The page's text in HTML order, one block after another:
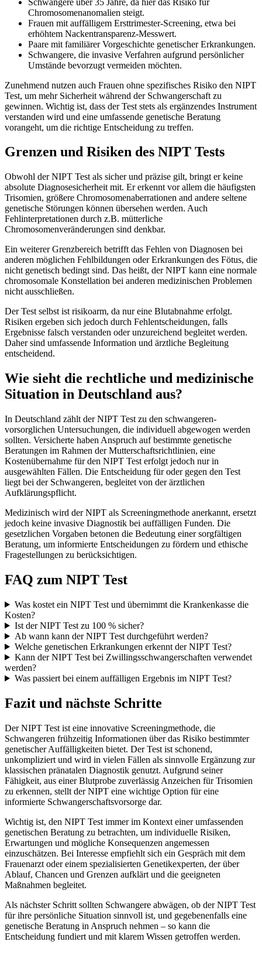
Chromosomenanomalien steigt.
Frauen mit auffälligem Ersttrimester-Screening, etwa bei
erhöhtem Nackentransparenz-Messwert.
Paare mit familiärer Vorgeschichte genetischer Erkrankungen.
Schwangere, die invasive Verfahren aufgrund persönlicher
Umstände bevorzugt vermeiden möchten.
Zunehmend nutzen auch Frauen ohne spezifisches Risiko den NIPT
Test, um mehr Sicherheit während der Schwangerschaft zu
gewinnen. Wichtig ist, dass der Test stets als ergänzendes Instrument
verstanden wird und eine umfassende genetische Beratung
vorangeht, um die richtige Entscheidung zu treffen.
Grenzen und Risiken des NIPT Tests
Obwohl der NIPT Test als sicher und präzise gilt, bringt er keine
absolute Diagnosesicherheit mit. Er erkennt vor allem die häufigsten
Trisomien, größere Chromosomenaberrationen and andere seltene
genetische Störungen können übersehen werden. Auch
Fehlinterpretationen durch z.B. mütterliche
Chromosomenveränderungen sind denkbar.
Ein weiterer Grenzbereich betrifft das Fehlen von Diagnosen bei
anderen möglichen Fehlbildungen oder Erkrankungen des Fötus, die
nicht genetisch bedingt sind. Das heißt, der NIPT kann eine normale
chromosomale Konstellation bei anderen medizinischen Problemen
nicht ausschließen.
Der Test selbst ist risikoarm, da nur eine Blutabnahme erfolgt.
Risiken ergeben sich jedoch durch Fehlentscheidungen, falls
Ergebnisse falsch verstanden oder unzureichend begleitet werden.
Daher sind umfassende Information und ärztliche Begleitung
entscheidend.
Wie sieht die rechtliche und medizinische
Situation in Deutschland aus?
In Deutschland zählt der NIPT Test zu den schwangeren-
vorsorglichen Untersuchungen, die individuell abgewogen werden
sollten. Versicherte haben Anspruch auf bestimmte genetische
Beratungen im Rahmen der Mutterschaftsrichtlinien, eine
Kostenübernahme für den NIPT Test erfolgt jedoch nur in
ausgewählten Fällen. Die Entscheidung für oder gegen den Test
liegt bei der Schwangeren, begleitet von der ärztlichen
Aufklärungspflicht.
Medizinisch wird der NIPT als Screeningmethode anerkannt, ersetzt
jedoch keine invasive Diagnostik bei auffälligen Funden. Die
gesetzlichen Vorgaben betonen die Bedeutung einer sorgfältigen
Beratung, um informierte Entscheidungen zu fördern und ethische
Fragestellungen zu berücksichtigen.
FAQ zum NIPT Test
Was kostet ein NIPT Test und übernimmt die Krankenkasse die
Kosten?
Ist der NIPT Test zu 100 % sicher?
Ab wann kann der NIPT Test durchgeführt werden?
Welche genetischen Erkrankungen erkennt der NIPT Test?
Kann der NIPT Test bei Zwillingsschwangerschaften verwendet
werden?
Was passiert bei einem auffälligen Ergebnis im NIPT Test?
Fazit und nächste Schritte
Der NIPT Test ist eine innovative Screeningmethode, die
Schwangeren frühzeitig Informationen über das Risiko bestimmter
genetischer Auffälligkeiten bietet. Der Test ist schonend,
unkompliziert und wird in vielen Fällen als sinnvolle Ergänzung zur
klassischen pränatalen Diagnostik genutzt. Aufgrund seiner
Fähigkeit, aus einer Blutprobe zuverlässig Anzeichen für Trisomien
zu erkennen, stellt der NIPT eine wichtige Option für eine
informierte Schwangerschaftsvorsorge dar.
Wichtig ist, den NIPT Test immer im Kontext einer umfassenden
genetischen Beratung zu betrachten, um individuelle Risiken,
Erwartungen und mögliche Konsequenzen angemessen
einzuschätzen. Bei Interesse empfiehlt sich ein Gespräch mit dem
Frauenarzt oder einem spezialisierten Genetikexperten, der über
Ablauf, Chancen und Grenzen aufklärt und die geeigneten
Maßnahmen begleitet.
Als nächster Schritt sollten Schwangere abwägen, ob der NIPT Test
für ihre persönliche Situation sinnvoll ist, und gegebenenfalls eine
genetische Beratung in Anspruch nehmen – so kann die
Entscheidung fundiert und mit klarem Wissen getroffen werden.